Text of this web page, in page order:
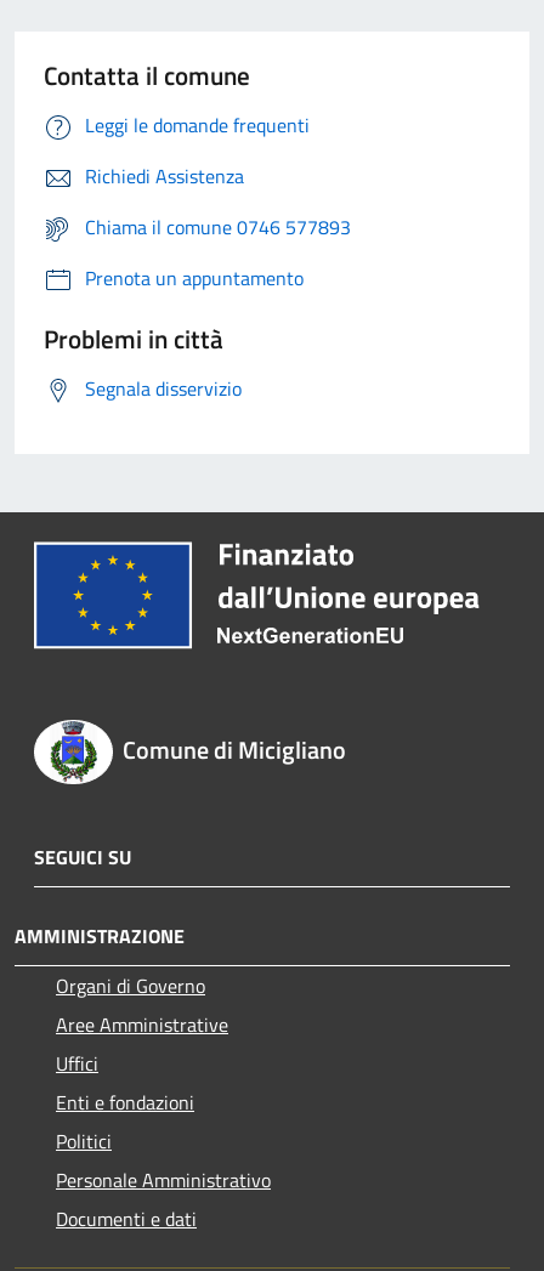
Contatta il comune
Leggi le domande frequenti
Richiedi Assistenza
Chiama il comune 0746 577893
Prenota un appuntamento
Problemi in città
Segnala disservizio
Comune di Micigliano
SEGUICI SU
AMMINISTRAZIONE
Organi di Governo
Aree Amministrative
Uffici
Enti e fondazioni
Politici
Personale Amministrativo
Documenti e dati